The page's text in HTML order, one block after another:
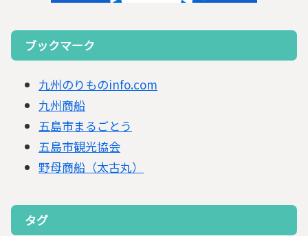
ブックマーク
九州のりものinfo.com
九州商船
五島市まるごとう
五島市観光協会
野母商船（太古丸）
タグ